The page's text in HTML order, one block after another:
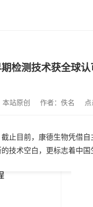
检测技术获全球
本站原创 作者：佚名 点
止目前，康德生物凭借
技术空白，更标志着中